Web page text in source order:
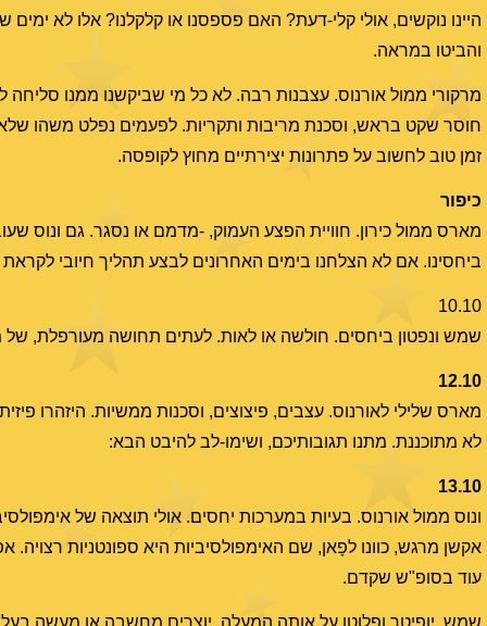
היינו נוקשים, אולי קלי-דעת? האם פספסנו או קלקלנו? אלו לא
והביטו במראה.
מרקורי ממול אורנוס. עצבנות רבה. לא כל מי שביקשנו ממנו
חוסר שקט בראש, וסכנת מריבות ותקריות. לפעמים נפלט משהו שלא
זמן טוב לחשוב על פתרונות יצירתיים מחוץ לקופסה.
כיפור
מארס ממול כירון. חוויית הפצע העמוק, -מדמם או נסגר. גם ונוס
ביחסינו. אם לא הצלחנו בימים האחרונים לבצע תהליך חיובי
10.10
שמש ונפטון ביחסים. חולשה או לאות. לעתים תחושה מעורפלת, של
12.10
מארס שלילי לאורנוס. עצבים, פיצוצים, וסכנות ממשיות. היזהרו
לא מתוכננת. מתנו תגובותיכם, ושימו-לב להיבט הבא:
13.10
ונוס ממול אורנוס. בעיות במערכות יחסים. אולי תוצאה של
אקשן מרגש, כוונו לפָאן, שם האימפולסיביות היא ספונטניות
עוד בסופ"ש שקדם.
שמש, יופיטר ופלוטו על אותה המעלה, יוצרים מחשבה או מעשה